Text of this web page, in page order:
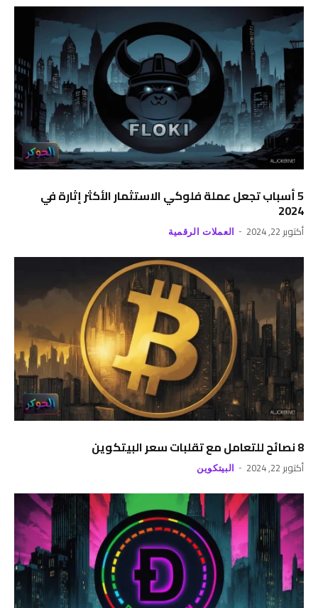
5 أسباب تجعل عملة فلوكي الاستثمار الأكثر إثارة في
2024
أكتوبر 22, 2024 العملات الرقمية
8 نصائح للتعامل مع تقلبات سعر البيتكوين
أكتوبر 22, 2024 البيتكوين